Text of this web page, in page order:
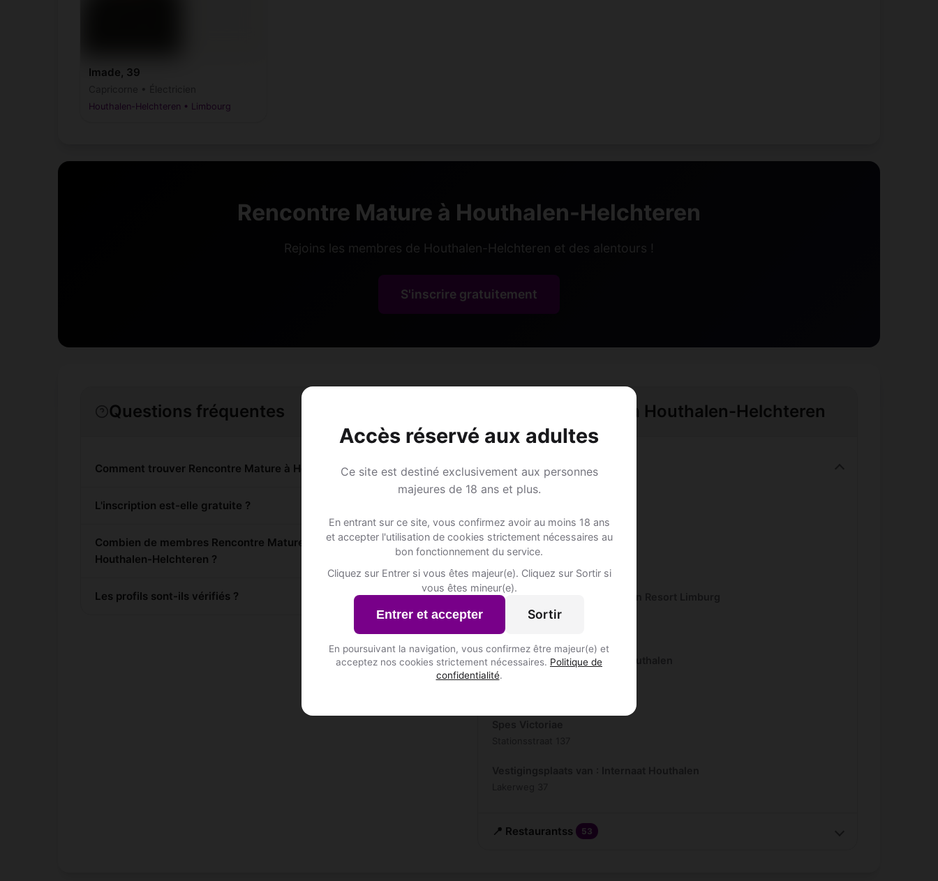
Accès réservé aux adultes
Ce site est destiné exclusivement aux personnes
majeures de 18 ans et plus.
En entrant sur ce site, vous confirmez avoir au moins 18 ans
et accepter l'utilisation de cookies strictement nécessaires au
bon fonctionnement du service.
Cliquez sur Entrer si vous êtes majeur(e). Cliquez sur Sortir si
vous êtes mineur(e).
Entrer et accepter Sortir
En poursuivant la navigation, vous confirmez être majeur(e) et
acceptez nos cookies strictement nécessaires. Politique de
confidentialité.
Imade, 39
Houthalen-Helchteren • Limbourg
Rencontre Mature à Houthalen-Helchteren
Rejoins les membres de Houthalen-Helchteren et des alentours !
S'inscrire gratuitement
Questions fréquentes
Comment trouver Rencontre Mature à Houthalen-Helchteren ?
L'inscription est-elle gratuite ?
Combien de membres Rencontre Mature sont inscrits à
Houthalen-Helchteren ?
Les profils sont-ils vérifiés ?
Lieux de sortie à Houthalen-Helchteren
📍 Hôtelss 6
Helzoldstraat 11
De Barrier
Grote Baan 9
Exploitatiemaatschappij Green Resort Limburg
Hengelhoefdreef 5
Inscris-toi pour voir le n°
Hoofdzetel van : Internaat Houthalen
Wildrozenstraat 17
📍 Restaurantss 53